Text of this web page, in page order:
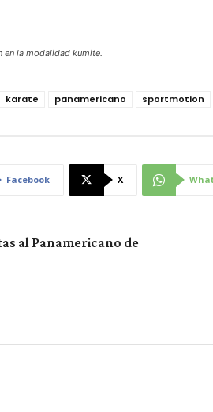
en la modalidad kumite.
karate panamericano sportmotion
Facebook X
al Panamericano de